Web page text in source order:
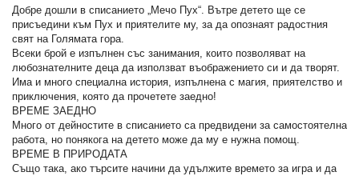
Добре дошли в списанието „Мечо Пух“. Вътре детето ще се
присъедини към Пух и приятелите му, за да опознаят радостния
свят на Голямата гора.
Всеки брой е изпълнен със занимания, които позволяват на
любознателните деца да използват въображението си и да творят.
Има и много специална история, изпълнена с магия, приятелство и
приключения, която да прочетете заедно!
ВРЕМЕ ЗАЕДНО
Много от дейностите в списанието са предвидени за самостоятелна
работа, но понякога на детето може да му е нужна помощ.
ВРЕМЕ В ПРИРОДАТА
Също така, ако търсите начини да удължите времето за игра и да